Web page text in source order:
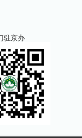
驻京办